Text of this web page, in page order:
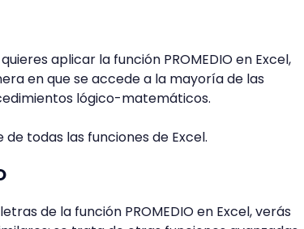
aplicar la función PROMEDIO en Excel,
en que se accede a la mayoría de las
lógico-matemáticos.
todas las funciones de Excel.
de la función PROMEDIO en Excel, verás